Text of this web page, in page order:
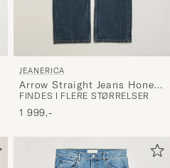
JEANERICA
Arrow Straight Jeans Honey
Mid Blue
FINDES I FLERE STØRRELSER
1 999,-